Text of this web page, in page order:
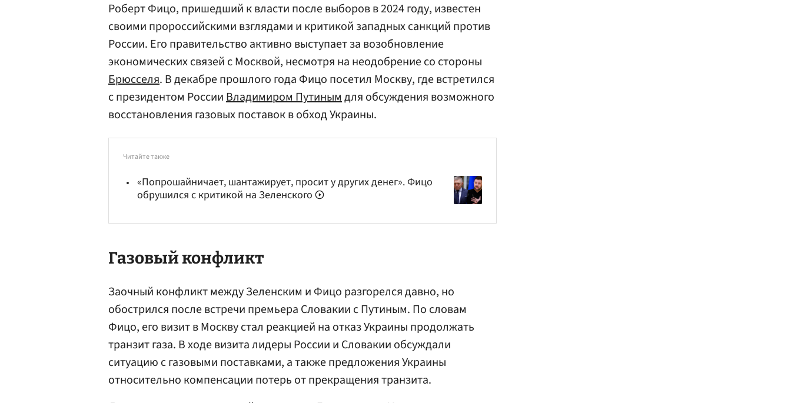
Роберт Фицо, пришедший к власти после выборов в 2024 году, известен
своими пророссийскими взглядами и критикой западных санкций против
России. Его правительство активно выступает за возобновление
экономических связей с Москвой, несмотря на неодобрение со стороны
Брюсселя. В декабре прошлого года Фицо посетил Москву, где встретился
с президентом РоссииВладимиром Путинымдля обсуждения возможного
восстановления газовых поставок в обход Украины.
Читайте также
«Попрошайничает, шантажирует, просит у других денег». Фицо
обрушился с критикой на Зеленского
Газовый конфликт
Заочный конфликт между Зеленским и Фицо разгорелся давно, но
обострился после встречи премьера Словакии с Путиным. По словам
Фицо, его визит в Москву стал реакцией на отказ Украины продолжать
транзит газа. В ходе визита лидеры России и Словакии обсуждали
ситуацию с газовыми поставками, а также предложения Украины
относительно компенсации потерь от прекращения транзита.